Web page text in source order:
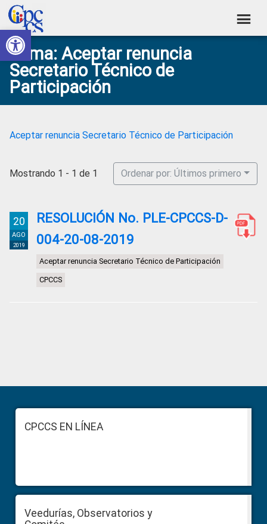
Abrir barra de herramientas
Skip
to
primary
navigation
Skip
to
main
content
Skip
to
primary
sidebar
Skip
to
footer
Consejo
de
Participación
Ciudadana
Control
Construyendo
Poder
Ciudadano
Tema: Aceptar renuncia
Secretario Técnico de
Participación
Aceptar renuncia Secretario Técnico de Participación
Mostrando 1 - 1 de 1 Ordenar por: Últimos primero
20
AGO
2019
RESOLUCIÓN No. PLE-CPCCS-D-
004-20-08-2019
Aceptar renuncia Secretario Técnico de Participación
CPCCS
Sidebar
FooterCPCCS EN LÍNEA
Veedurías, Observatorios y